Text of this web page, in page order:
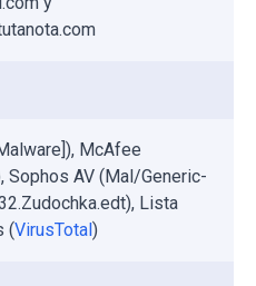
McAfee
Sophos AV (Mal/Generic-
Lista
(VirusTotal )